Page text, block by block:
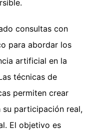
consultas con
para abordar los
artificial en la
técnicas de
permiten crear
su participación real,
El objetivo es